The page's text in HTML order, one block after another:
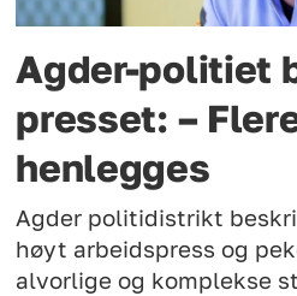
Agder-politiet
presset: –
henlegges
Agder politidistrikt
høyt arbeidspress og
alvorlige og komplekse